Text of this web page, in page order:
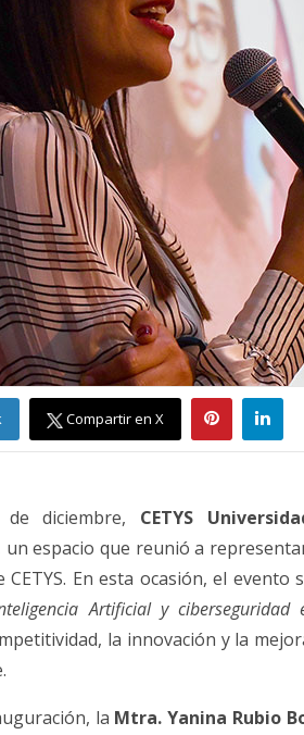
Compartir en X
diciembre, CETYS
un espacio que reunió a
CETYS. En esta ocasión, el evento
Artificial y ciberseguridad
la innovación y la
la Mtra. Yanina Rubio